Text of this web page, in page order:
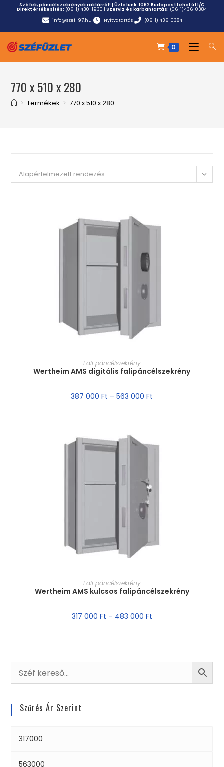
Széfek, páncélszekrények raktárról! | Üzletünk:1062 Budapest Lehel út 1/C
Direkt értékesítés: (06-1) 430-1930 | Szerviz és karbantartás: (06-1)436-0384
info@szef-97.hu
Nyitvatartás (06-1) 436-0384
0
770 x 510 x 280
> Termékek > 770 x 510 x 280
Alapértelmezett rendezés
MÉRET VÁLASZTÁSA
Fali páncélszekrény
Wertheim AMS digitális falipáncélszekrény
387 000 Ft – 563 000 Ft
MÉRET VÁLASZTÁSA
Fali páncélszekrény
Wertheim AMS kulcsos falipáncélszekrény
317 000 Ft – 483 000 Ft
Szűrés Ár Szerint